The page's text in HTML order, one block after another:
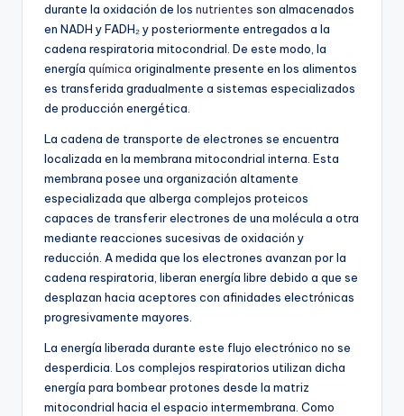
durante la oxidación de los nutrientes son almacenados
en NADH y FADH₂ y posteriormente entregados a la
cadena respiratoria mitocondrial. De este modo, la
energía química originalmente presente en los alimentos
es transferida gradualmente a sistemas especializados
de producción energética.
La cadena de transporte de electrones se encuentra
localizada en la membrana mitocondrial interna. Esta
membrana posee una organización altamente
especializada que alberga complejos proteicos
capaces de transferir electrones de una molécula a otra
mediante reacciones sucesivas de oxidación y
reducción. A medida que los electrones avanzan por la
cadena respiratoria, liberan energía libre debido a que se
desplazan hacia aceptores con afinidades electrónicas
progresivamente mayores.
La energía liberada durante este flujo electrónico no se
desperdicia. Los complejos respiratorios utilizan dicha
energía para bombear protones desde la matriz
mitocondrial hacia el espacio intermembrana. Como